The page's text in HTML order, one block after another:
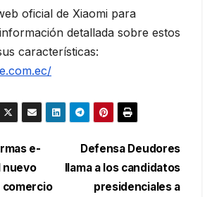
oficial de Xiaomi para
detallada sobre estos
características:
Defensa Deudores
llama a los candidatos
presidenciales a
e-
nuevo
comercio